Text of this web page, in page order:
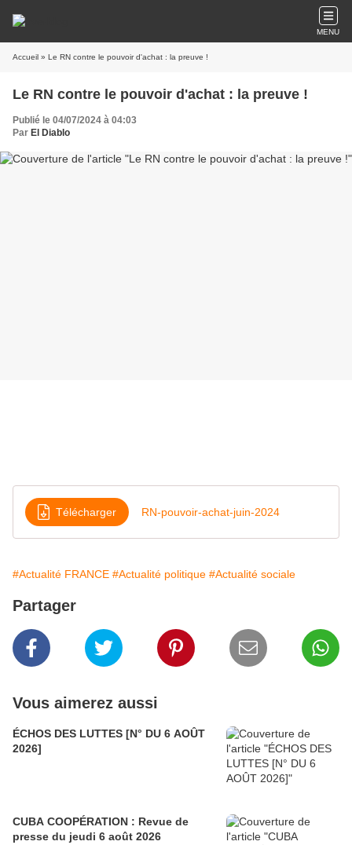
MENU
Accueil » Le RN contre le pouvoir d'achat : la preuve !
Le RN contre le pouvoir d'achat : la preuve !
Publié le 04/07/2024 à 04:03
Par El Diablo
Télécharger RN-pouvoir-achat-juin-2024
#Actualité FRANCE #Actualité politique #Actualité sociale
Partager
Vous aimerez aussi
ÉCHOS DES LUTTES [N° DU 6 AOÛT
2026]
CUBA COOPÉRATION : Revue de
presse du jeudi 6 août 2026